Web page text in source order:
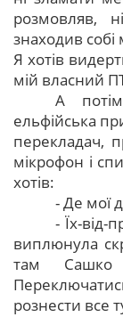
розмовляв,
знаходив
Я хотів
мій власний
А
ельфійська
перекладач,
мікрофон і
хотів:
- Де мої
- Їх-
виплюнула
там Сашко
рознести все